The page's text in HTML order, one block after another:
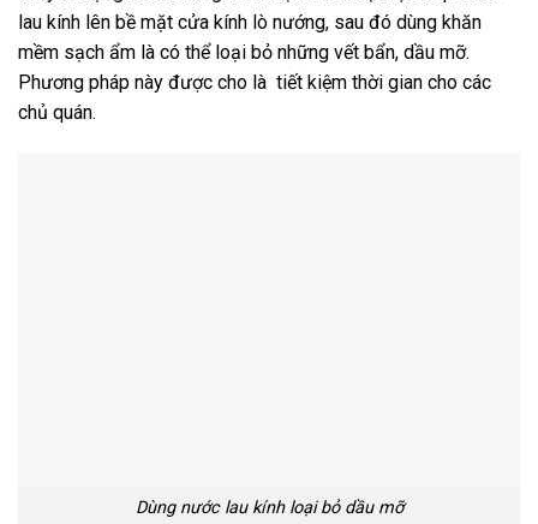
lau kính lên bề mặt cửa kính lò nướng, sau đó dùng khăn
mềm sạch ẩm là có thể loại bỏ những vết bẩn, dầu mỡ.
Phương pháp này được cho là tiết kiệm thời gian cho các
chủ quán.
Dùng nước lau kính loại bỏ dầu mỡ